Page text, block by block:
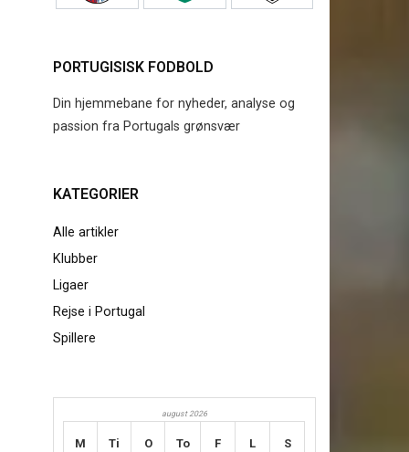
PORTUGISISK FODBOLD
Din hjemmebane for nyheder, analyse og
passion fra Portugals grønsvær
KATEGORIER
Alle artikler
Klubber
Ligaer
Rejse i Portugal
Spillere
august 2026
M Ti O To F L S